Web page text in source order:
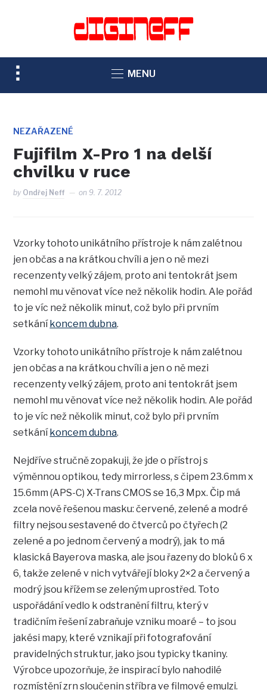
TOGGLE
SIDEBAR
NAVIGATION
MENU
NEZAŘAZENÉ
Fujifilm X-Pro 1 na delší
chvilku v ruce
by Ondřej Neff on 9. 7. 2012
Vzorky tohoto unikátního přístroje k nám zalétnou
jen občas a na krátkou chvíli a jen o ně mezi
recenzenty velký zájem, proto ani tentokrát jsem
nemohl mu věnovat více než několik hodin. Ale pořád
to je víc než několik minut, což bylo při prvním
setkání koncem dubna.
Vzorky tohoto unikátního přístroje k nám zalétnou
jen občas a na krátkou chvíli a jen o ně mezi
recenzenty velký zájem, proto ani tentokrát jsem
nemohl mu věnovat více než několik hodin. Ale pořád
to je víc než několik minut, což bylo při prvním
setkání koncem dubna.
Nejdříve stručně zopakuji, že jde o přístroj s
výměnnou optikou, tedy mirrorless, s čipem 23.6mm x
15.6mm (APS-C) X-Trans CMOS se 16,3 Mpx. Čip má
zcela nově řešenou masku: červené, zelené a modré
filtry nejsou sestavené do čtverců po čtyřech (2
zelené a po jednom červený a modrý), jak to má
klasická Bayerova maska, ale jsou řazeny do bloků 6 x
6, takže zelené v nich vytvářejí bloky 2×2 a červený a
modrý jsou křížem se zeleným uprostřed. Toto
uspořádání vedlo k odstranění filtru, který v
tradičním řešení zabraňuje vzniku moaré – to jsou
jakési mapy, které vznikají při fotografování
pravidelných struktur, jako jsou typicky tkaniny.
Výrobce upozorňuje, že inspirací bylo nahodilé
rozmístění zrn sloučenin stříbra ve filmové emulzi.